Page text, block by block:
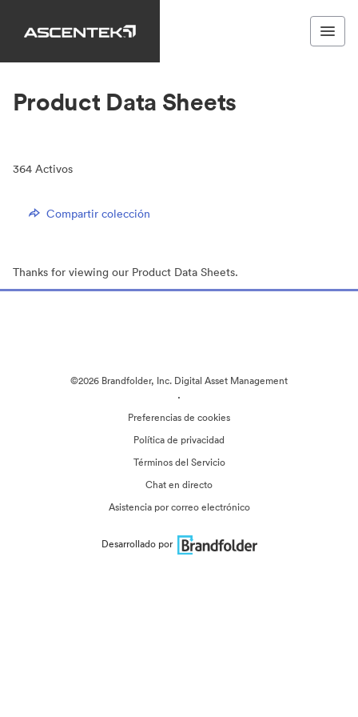
Product Data Sheets
364 Activos
Compartir colección
Thanks for viewing our Product Data Sheets.
©2026 Brandfolder, Inc. Digital Asset Management
·
Preferencias de cookies
Política de privacidad
Términos del Servicio
Chat en directo
Asistencia por correo electrónico
Desarrollado por